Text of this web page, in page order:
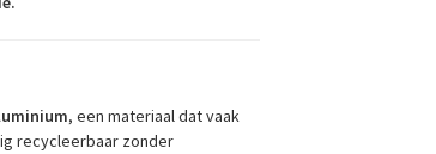
, een materiaal dat vaak
recycleerbaar zonder